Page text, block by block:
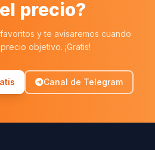
precio?
y te avisaremos cuando
objetivo. ¡Gratis!
Canal de Telegram